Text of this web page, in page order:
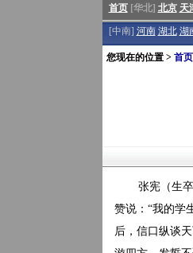
首页[华北] 北京 天
[中南] 河南 湖北 湖
您现在的位置 > 首页
张宪（生
赞说：“我的学
后，信口纵谈